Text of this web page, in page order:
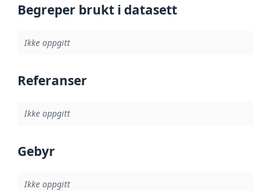
Begreper brukt i datasett
Ikke oppgitt
Referanser
Ikke oppgitt
Gebyr
Ikke oppgitt